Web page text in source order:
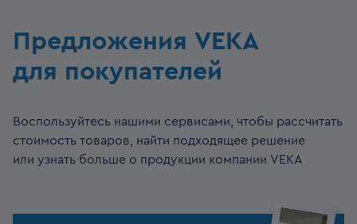
Предложения VEKA
для покупателей
Воспользуйтесь нашими сервисами, чтобы рассчитать
стоимость товаров, найти подходящее решение
или узнать больше о продукции компании VEKA